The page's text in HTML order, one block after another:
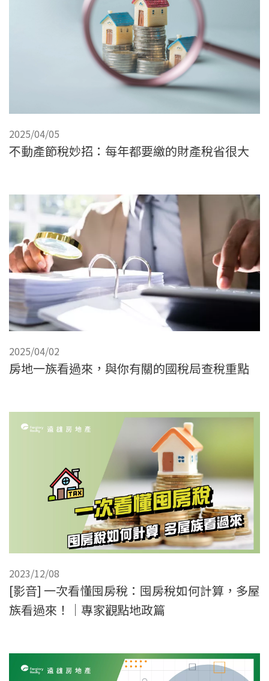
2025/04/05
不動產節稅妙招：每年都要繳的財產稅省很大
2025/04/02
房地一族看過來，與你有關的國稅局查稅重點
2023/12/08
[影音] 一次看懂囤房稅：囤房稅如何計算，多屋
族看過來！｜專家觀點地政篇